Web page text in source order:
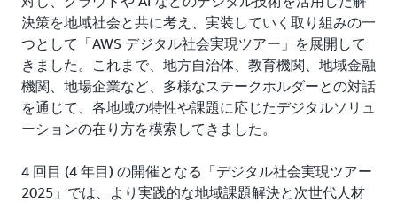
決策を地域社会と共に考え、実装していく取り組みの一
つとして「AWS デジタル社会実現ツアー」を展開して
きました。これまで、地方自治体、教育機関、地域金融
機関、地場企業など、多様なステークホルダーとの対話
を通じて、各地域の特性や課題に応じたデジタルソリュ
ーションの在り方を模索してきました。
4 回目 (4 年目) の開催となる「デジタル社会実現ツアー
2025」では、より実践的な地域課題解決と次世代人材